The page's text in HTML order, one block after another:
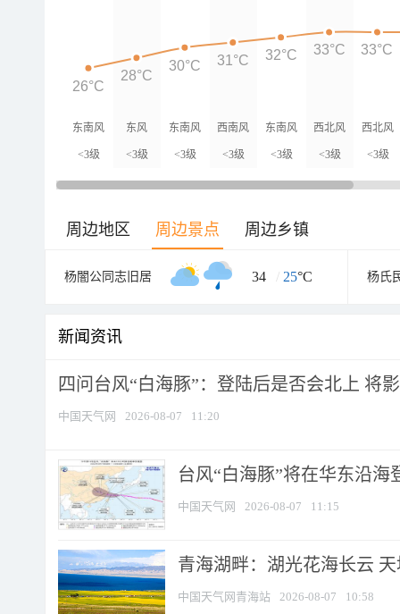
东南风
<3级
东风
<3级
东南风
<3级
西南风
<3级
东南风
<3级
西北风
<3级
西北风
<3级
26°C
28°C
30°C 31°C 32°C 33°C 33°C
周边地区 周边景点 周边乡镇
杨闇公同志旧居 34 / 25°C 杨氏
新闻资讯
四问台风“白海豚”：登陆后是否会北上 将
中国天气网 2026-08-07 11:20
台风“白海豚”将在华东沿
中国天气网 2026-08-07 11:15
青海湖畔：湖光花海长云
中国天气网青海站 2026-08-07 10:58